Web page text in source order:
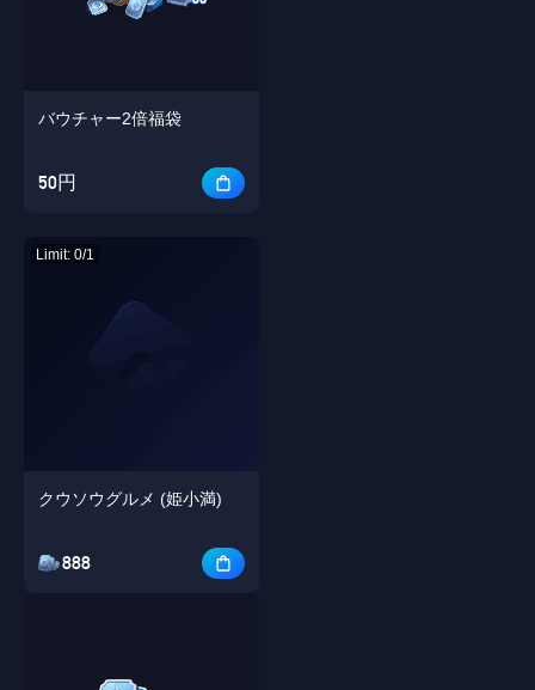
バウチャー2倍福袋
50円
Limit: 0/1
クウソウグルメ (姫小満)
888